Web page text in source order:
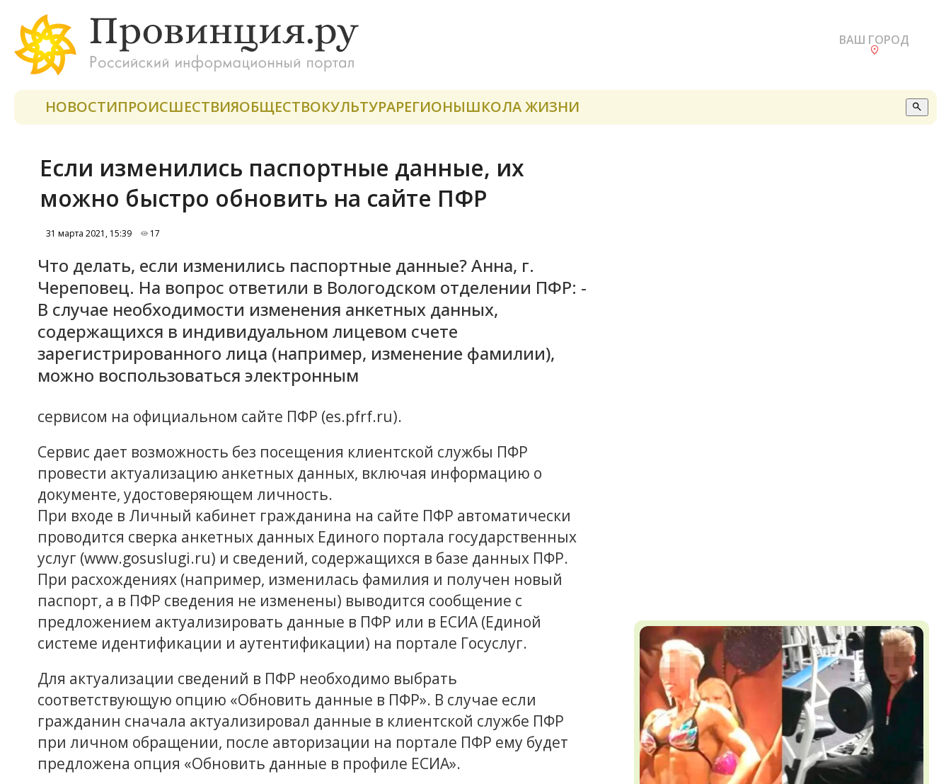
ВАШ ГОРОД
НОВОСТИПРОИСШЕСТВИЯОБЩЕСТВОКУЛЬТУРАРЕГИОНЫШКОЛА ЖИЗНИ
Если изменились паспортные данные, их
можно быстро обновить на сайте ПФР
31 марта 2021, 15:39 17
Что делать, если изменились паспортные данные? Анна, г.
Череповец. На вопрос ответили в Вологодском отделении ПФР: -
В случае необходимости изменения анкетных данных,
содержащихся в индивидуальном лицевом счете
зарегистрированного лица (например, изменение фамилии),
можно воспользоваться электронным
сервисом на официальном сайте ПФР (es.pfrf.ru).
Сервис дает возможность без посещения клиентской службы ПФР
провести актуализацию анкетных данных, включая информацию о
документе, удостоверяющем личность.
При входе в Личный кабинет гражданина на сайте ПФР автоматически
проводится сверка анкетных данных Единого портала государственных
услуг (www.gosuslugi.ru) и сведений, содержащихся в базе данных ПФР.
При расхождениях (например, изменилась фамилия и получен новый
паспорт, а в ПФР сведения не изменены) выводится сообщение с
предложением актуализировать данные в ПФР или в ЕСИА (Единой
системе идентификации и аутентификации) на портале Госуслуг.
Для актуализации сведений в ПФР необходимо выбрать
соответствующую опцию «Обновить данные в ПФР». В случае если
гражданин сначала актуализировал данные в клиентской службе ПФР
при личном обращении, после авторизации на портале ПФР ему будет
предложена опция «Обновить данные в профиле ЕСИА».